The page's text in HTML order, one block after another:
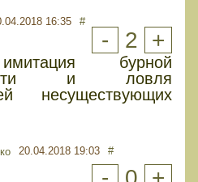
16:35 #
- 2 +
бурной
и ловля
несуществующих
20.04.2018 19:03 #